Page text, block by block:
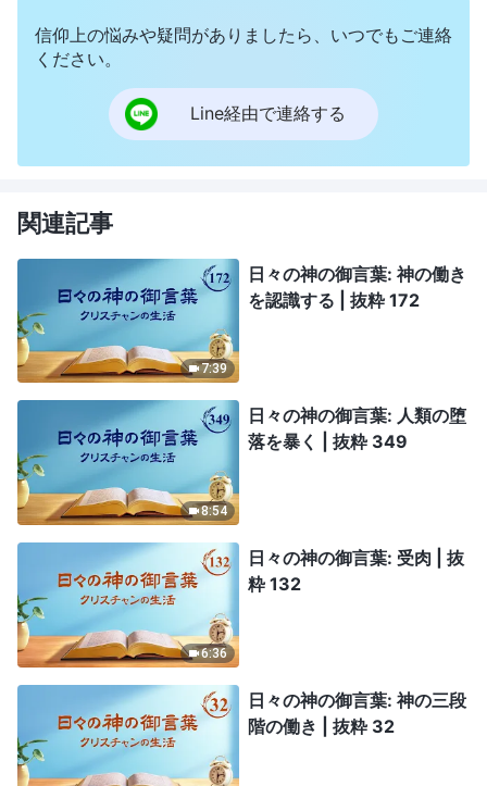
信仰上の悩みや疑問がありましたら、いつでもご連絡
ください。
Line経由で連絡する
関連記事
7:39
日々の神の御言葉: 神の働き
を認識する | 抜粋 172
8:54
日々の神の御言葉: 人類の堕
落を暴く | 抜粋 349
6:36
日々の神の御言葉: 受肉 | 抜
粋 132
日々の神の御言葉: 神の三段
階の働き | 抜粋 32